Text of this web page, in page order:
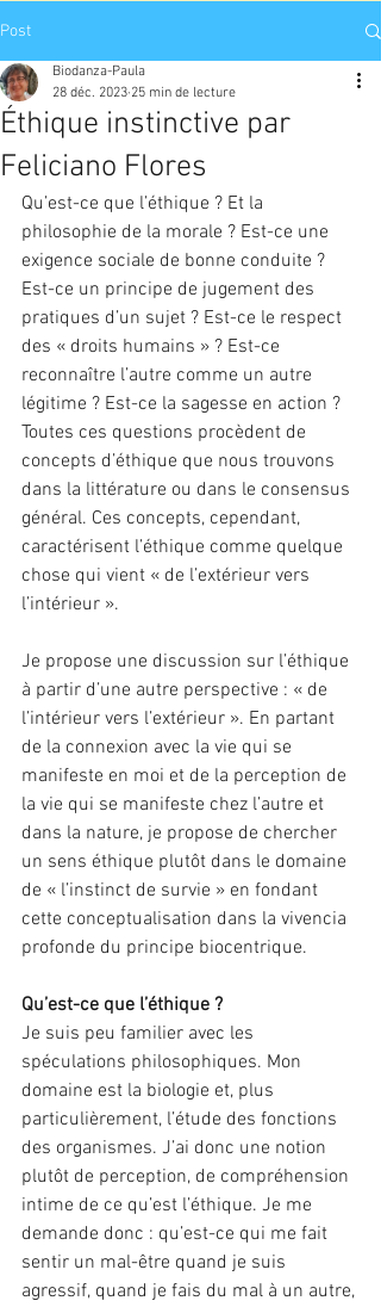
Post
Éthique instinctive par
Feliciano Flores
Biodanza-Paula
28 déc. 2023 25 min de lecture
Qu’est-ce que l’éthique ? Et la
philosophie de la morale ? Est-ce une
exigence sociale de bonne conduite ?
Est-ce un principe de jugement des
pratiques d’un sujet ? Est-ce le respect
des « droits humains » ? Est-ce
reconnaître l’autre comme un autre
légitime ? Est-ce la sagesse en action ?
Toutes ces questions procèdent de
concepts d’éthique que nous trouvons
dans la littérature ou dans le consensus
général. Ces concepts, cependant,
caractérisent l’éthique comme quelque
chose qui vient « de l’extérieur vers
l’intérieur ».
Je propose une discussion sur l’éthique
à partir d’une autre perspective : « de
l’intérieur vers l’extérieur ». En partant
de la connexion avec la vie qui se
manifeste en moi et de la perception de
la vie qui se manifeste chez l’autre et
dans la nature, je propose de chercher
un sens éthique plutôt dans le domaine
de « l’instinct de survie » en fondant
cette conceptualisation dans la vivencia
profonde du principe biocentrique.
Qu’est-ce que l’éthique ?
Je suis peu familier avec les
spéculations philosophiques. Mon
domaine est la biologie et, plus
particulièrement, l’étude des fonctions
des organismes. J’ai donc une notion
plutôt de perception, de compréhension
intime de ce qu’est l’éthique. Je me
demande donc : qu’est-ce qui me fait
sentir un mal-être quand je suis
agressif, quand je fais du mal à un autre,